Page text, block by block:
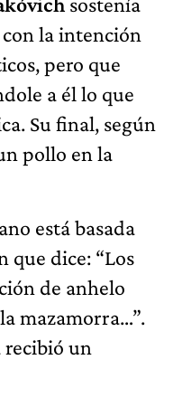
la intención
pero que
a él lo que
Su final, según
pollo en la
está basada
que dice: “Los
de anhelo
mazamorra…”.
recibió un